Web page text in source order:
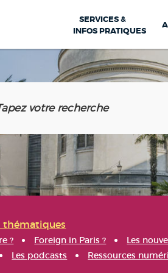
SERVICES &
INFOS PRATIQUES
thématiques
? Foreign in Paris ? Les
Les podcasts Ressources